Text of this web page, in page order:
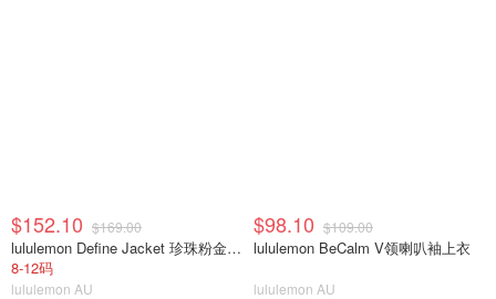
$152.10 $169.00
lululemon Define Jacket 珍珠粉金拉链
8-12码
lululemon AU
$98.10 $109.00
lululemon BeCalm V领喇叭袖上衣
lululemon AU